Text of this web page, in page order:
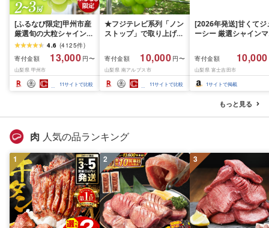
[ふるなび限定]甲州市産
厳選旬の大粒シャインマ
スカット 約1.3kg 2〜3
房[2026年発送]
(MG)B12-472 FN-
Limited-VO シャインマ
スカット フルーツ
4.6 (4125件)
寄付金額
13,000 円〜
山梨県 甲州市
11サイトで比較
★フジテレビ系列「ノン
ストップ」で取り上げら
先行予約]南アルプス市
産シャインマスカット
1.2kg以上(2〜3房)ふる
さと納税 おすすめ 山梨
県 南アルプス市 送料無
寄付金額 10,000 円〜
山梨県 南アルプス市
11サイトで比較
[2026年発送]甘くてジ
ーシー 厳選シャインマ
月前半(1〜15日)から
月下旬までの発送) フ
ーツ ぶどう 果物 山梨
産 2026 旬 大粒 高級
寄付金額 10,000
山梨県 富士吉田市
1サイトで掲載
もっと見る
肉 人気の品ランキング
1 2 3